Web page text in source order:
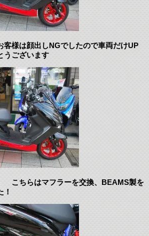
客様は顔出しNGでしたので車両だけUP
うございます
こちらはマフラーを交換、BEAMS製を
！